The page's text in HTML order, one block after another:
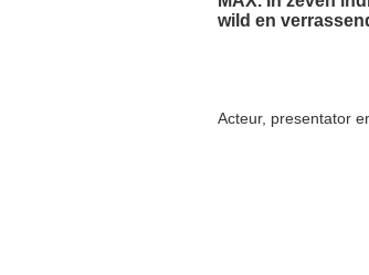
wild en
Acteur, presentator